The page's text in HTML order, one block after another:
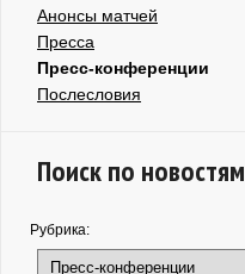
Анонсы матчей
Пресса
Пресс-конференции
Послесловия
Поиск по новостям
Рубрика: